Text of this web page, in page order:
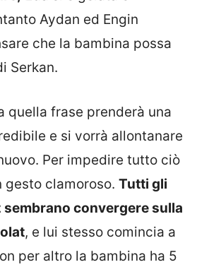
Aydan ed Engin
che la bambina possa
Serkan.
quella frase prenderà una
e si vorrà allontanare
Per impedire tutto ciò
gesto clamoroso. Tutti gli
sembrano convergere sulla
, e lui stesso comincia a
per altro la bambina ha 5